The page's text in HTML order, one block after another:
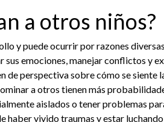
a otros niños?
y puede ocurrir por razones
emociones, manejar conflictos y
de perspectiva sobre cómo se siente
a otros tienen más
aislados o tener problemas
haber vivido traumas y estar